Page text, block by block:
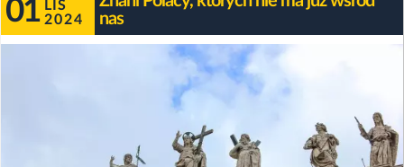
01 LIS
2024
nas